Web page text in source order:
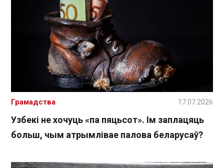
Узбекі не хочуць «па пяцьсот». Ім заплацяць
больш, чым атрымлівае палова беларусаў?
Грамадства 17.07.2026